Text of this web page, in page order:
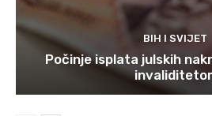
BIH I SVIJET
Počinje isplata julskih